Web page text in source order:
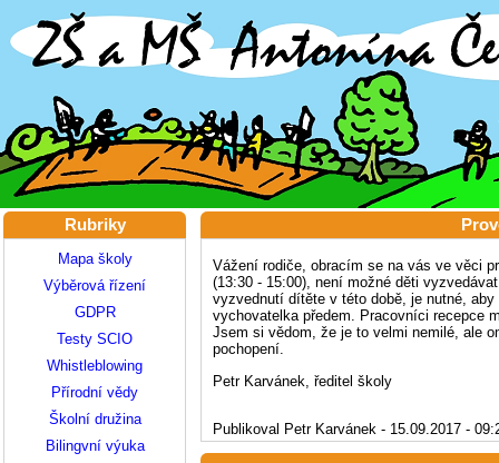
Rubriky
Mapa školy
Výběrová řízení
GDPR
Testy SCIO
Whistleblowing
Přírodní vědy
Školní družina
Bilingvní výuka
Vážení rodiče, obracím se na vás ve věci
(13:30 - 15:00), není možné děti
vyzvednutí dítěte v této době, je nutné,
vychovatelka předem. Pracovníci recepce
Jsem si vědom, že je to velmi nemilé, ale
pochopení.
Petr Karvánek, ředitel školy
Publikoval Petr Karvánek - 15.09.2017 -